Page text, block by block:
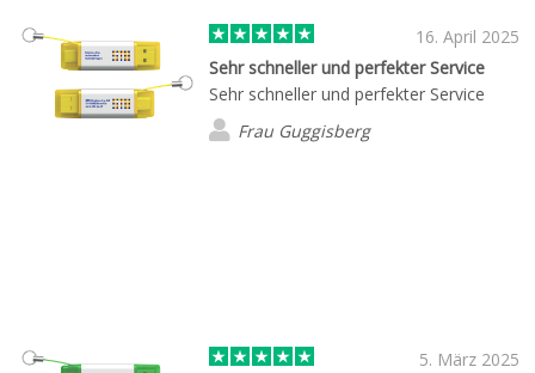
16. April 2025
Sehr schneller und perfekter Service
Sehr schneller und perfekter Service
Frau Guggisberg
5. März 2025